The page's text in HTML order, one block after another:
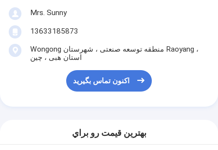
Mrs. Sunny
13633185873
Wongong منطقه توسعه صنعتی ، شهرستان Raoyang ،
استان هبی ، چین
اکنون تماس بگیرید
بهترين قيمت رو براي